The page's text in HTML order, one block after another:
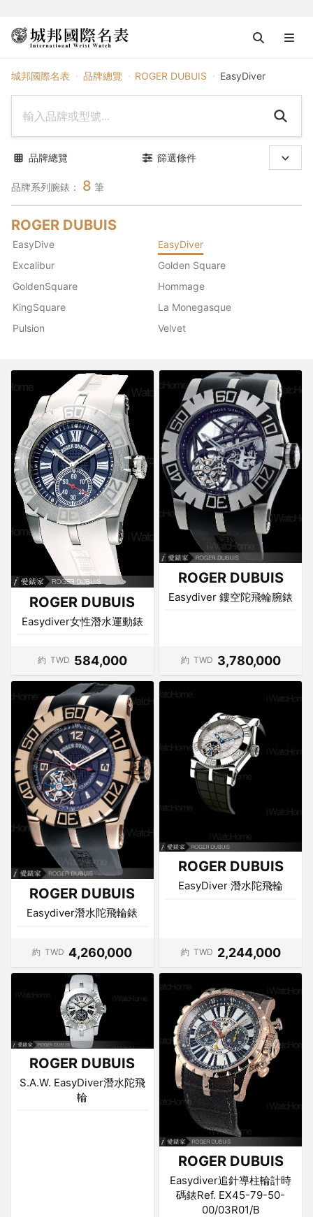
城邦國際名表 品牌總覽 ROGER DUBUIS EasyDiver
品牌系列腕錶： 8 筆
品牌總覽 篩選條件
ROGER DUBUIS
EasyDive
EasyDiver
Excalibur
Golden Square
GoldenSquare
Hommage
KingSquare
La Monegasque
Pulsion
Velvet
ROGER DUBUIS
Easydiver女性潛水運動錶
約 TWD 584,000
ROGER DUBUIS
Easydiver 鏤空陀飛輪腕錶
約 TWD 3,780,000
ROGER DUBUIS
Easydiver潛水陀飛輪錶
約 TWD 4,260,000
ROGER DUBUIS
EasyDiver 潛水陀飛輪
約 TWD 2,244,000
ROGER DUBUIS
S.A.W. EasyDiver潛水陀飛
輪
ROGER DUBUIS
Easydiver追針導柱輪計時
碼錶Ref. EX45-79-50-
00/03R01/B